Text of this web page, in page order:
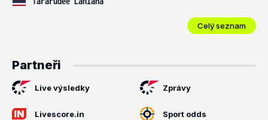
Celý seznam
Partneři
Live výsledky Zprávy
Livescore.in Sport odds